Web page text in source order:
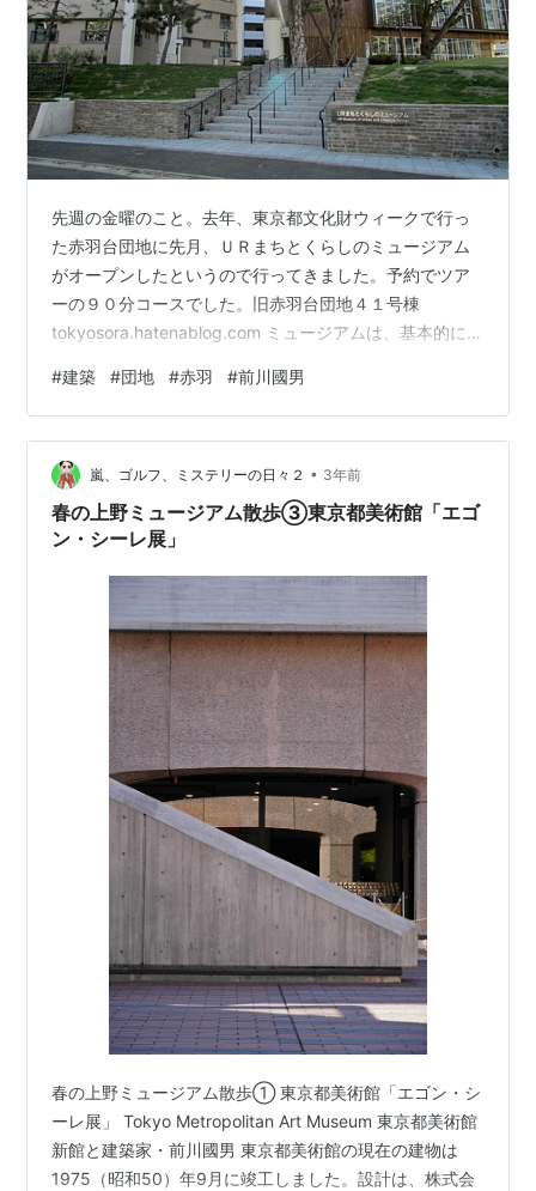
先週の金曜のこと。去年、東京都文化財ウィークで行っ
た赤羽台団地に先月、ＵＲまちとくらしのミュージアム
がオープンしたというので行ってきました。予約でツア
ーの９０分コースでした。旧赤羽台団地４１号棟
tokyosora.hatenablog.com ミュージアムは、基本的に撮
１階ロビーに集められ、注意事項と簡単な説明を受けま
した。１階では、ＵＲシアターを見ます。それから、一
気に４階までが上がってから、１階に降りて行くコース
です。４階は、まずは同潤会代官山アパートメンとの単
身住戸と世帯住戸の復元展示です。 単身住戸。単身住戸
は、水回りが共同になってい…
#建築 #団地 #赤羽 #前川國男
嵐、ゴルフ、ミステリーの日々２ • 3年前
春の上野ミュージアム散歩③東京都美術館「エゴ
ン・シーレ展」
春の上野ミュージアム散歩① 東京都美術館「エゴン・シ
ーレ展」 Tokyo Metropolitan Art Museum 東京都美術館
新館と建築家・前川國男 東京都美術館の現在の建物は
1975（昭和50）年9月に竣工しました。設計は、株式会